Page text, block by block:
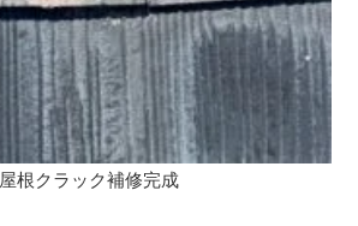
屋根クラック補修完成